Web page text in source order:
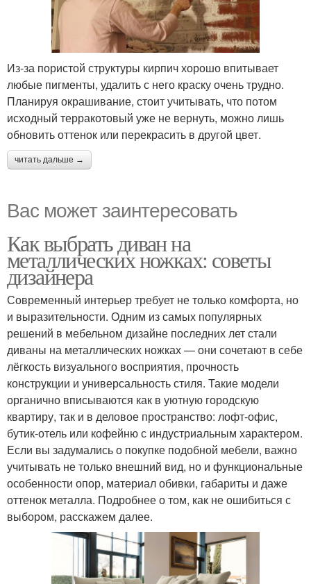
Из-за пористой структуры кирпич хорошо впитывает
любые пигменты, удалить с него краску очень трудно.
Планируя окрашивание, стоит учитывать, что потом
исходный терракотовый уже не вернуть, можно лишь
обновить оттенок или перекрасить в другой цвет.
читать дальше →
Вас может заинтересовать
Как выбрать диван на
металлических ножках: советы
дизайнера
Современный интерьер требует не только комфорта, но
и выразительности. Одним из самых популярных
решений в мебельном дизайне последних лет стали
диваны на металлических ножках — они сочетают в себе
лёгкость визуального восприятия, прочность
конструкции и универсальность стиля. Такие модели
органично вписываются как в уютную городскую
квартиру, так и в деловое пространство: лофт-офис,
бутик-отель или кофейню с индустриальным характером.
Если вы задумались о покупке подобной мебели, важно
учитывать не только внешний вид, но и функциональные
особенности опор, материал обивки, габариты и даже
оттенок металла. Подробнее о том, как не ошибиться с
выбором, расскажем далее.